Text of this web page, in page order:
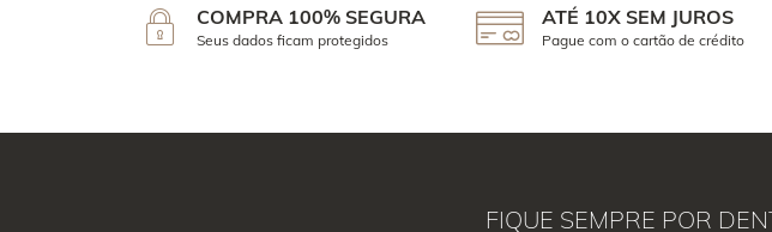
COMPRA 100% SEGURA
Seus dados ficam protegidos
ATÉ 10X SEM JUROS
Pague com o cartão de crédito
FIQUE SEMPRE POR